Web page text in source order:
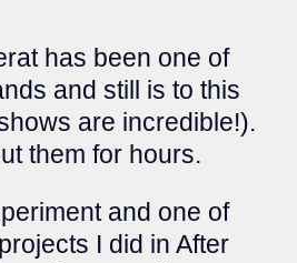
has been one of
and still is to this
are incredible!).
them for hours.
and one of
I did in After